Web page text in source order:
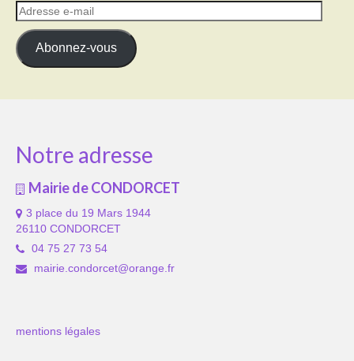
Adresse
e-
mail
Abonnez-vous
Notre adresse
Mairie de CONDORCET
3 place du 19 Mars 1944
26110 CONDORCET
04 75 27 73 54
mairie.condorcet@orange.fr
mentions légales